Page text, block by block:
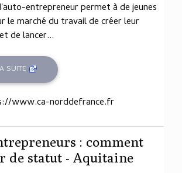
entrepreneur permet à de jeunes
le marché du travail de créer leur
de lancer...
SUITE
www.ca-norddefrance.fr
: comment
de statut - Aquitaine